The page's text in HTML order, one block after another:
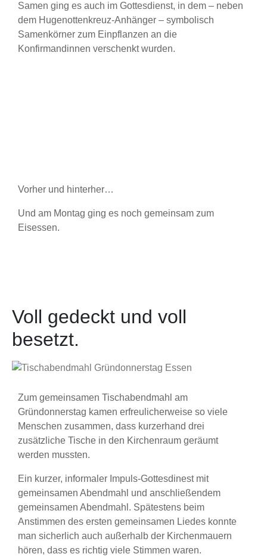
Samen ging es auch im Gottesdienst, in dem – neben
dem Hugenottenkreuz-Anhänger – symbolisch
Samenkörner zum Einpflanzen an die
Konfirmandinnen verschenkt wurden.
Vorher und hinterher…
Und am Montag ging es noch gemeinsam zum
Eisessen.
Voll gedeckt und voll
besetzt.
Zum gemeinsamen Tischabendmahl am
Gründonnerstag kamen erfreulicherweise so viele
Menschen zusammen, dass kurzerhand drei
zusätzliche Tische in den Kirchenraum geräumt
werden mussten.
Ein kurzer, informaler Impuls-Gottesdinest mit
gemeinsamen Abendmahl und anschließendem
gemeinsamen Abendmahl. Spätestens beim
Anstimmen des ersten gemeinsamen Liedes konnte
man sicherlich auch außerhalb der Kirchenmauern
hören, dass es richtig viele Stimmen waren.